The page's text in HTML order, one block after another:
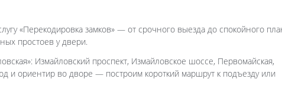
«Перекодировка замков» — от срочного выезда до спокойного
простоев у двери.
Измайловский проспект, Измайловское шоссе, Первомайская,
и ориентир во дворе — построим короткий маршрут к подъезду или